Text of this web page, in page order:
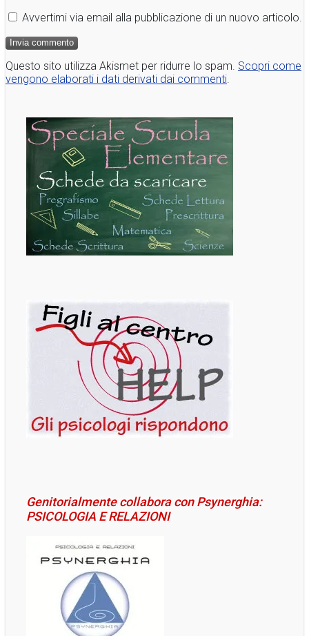
Avvertimi via email alla pubblicazione di un nuovo articolo.
Questo sito utilizza Akismet per ridurre lo spam. Scopri come
vengono elaborati i dati derivati dai commenti
Genitorialmente collabora con Psynerghia:
PSICOLOGIA E RELAZIONI